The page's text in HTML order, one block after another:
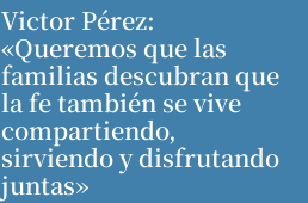
Victor Pérez:
«Queremos que las
familias descubran que
la fe también se vive
compartiendo,
sirviendo y disfrutando
juntas»